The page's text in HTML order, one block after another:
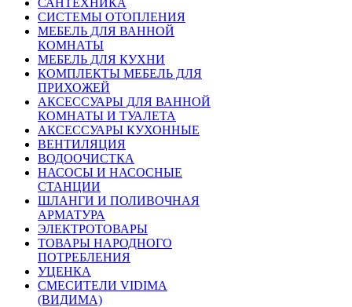
СИСТЕМЫ ОТОПЛЕНИЯ
МЕБЕЛЬ ДЛЯ ВАННОЙ
КОМНАТЫ
МЕБЕЛЬ ДЛЯ КУХНИ
КОМПЛЕКТЫ МЕБЕЛЬ ДЛЯ
ПРИХОЖЕЙ
АКСЕССУАРЫ ДЛЯ ВАННОЙ
КОМНАТЫ И ТУАЛЕТА
АКСЕССУАРЫ КУХОННЫЕ
ВЕНТИЛЯЦИЯ
ВОДООЧИСТКА
НАСОСЫ И НАСОСНЫЕ
СТАНЦИИ
ШЛАНГИ И ПОЛИВОЧНАЯ
АРМАТУРА
ЭЛЕКТРОТОВАРЫ
ТОВАРЫ НАРОДНОГО
ПОТРЕБЛЕНИЯ
УЦЕНКА
СМЕСИТЕЛИ VIDIMA
(ВИДИМА)